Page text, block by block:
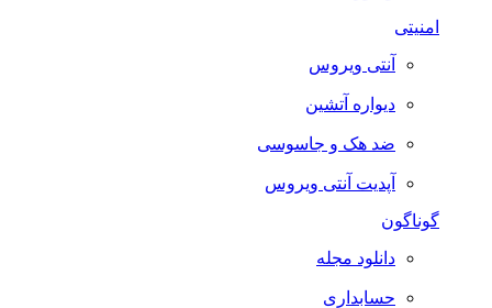
امنیتی
آنتی ویروس
دیواره آتشین
ضد هک و جاسوسی
آپدیت آنتی ویروس
گوناگون
دانلود مجله
حسابداری